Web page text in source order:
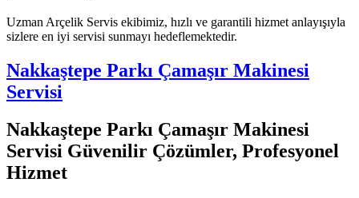
Uzman Arçelik Servis ekibimiz, hızlı ve garantili hizmet anlayışıyla
sizlere en iyi servisi sunmayı hedeflemektedir.
Nakkaştepe Parkı Çamaşır Makinesi
Servisi
Nakkaştepe Parkı Çamaşır Makinesi
Servisi Güvenilir Çözümler, Profesyonel
Hizmet